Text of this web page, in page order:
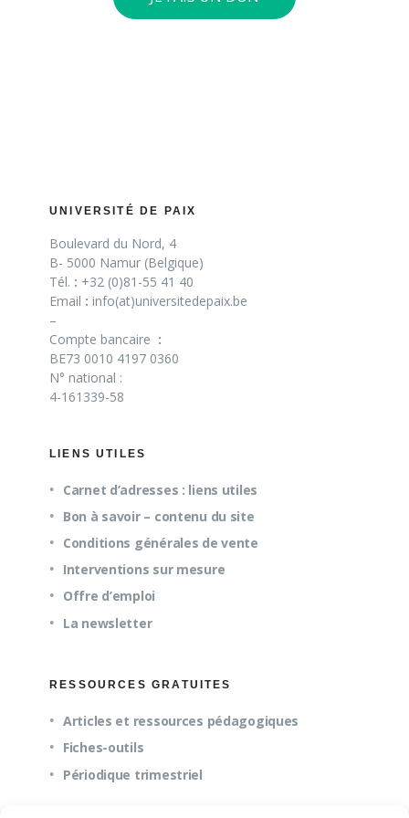
UNIVERSITÉ DE PAIX
Boulevard du Nord, 4
B- 5000 Namur (Belgique)
Tél. : +32 (0)81-55 41 40
Email : info(at)universitedepaix.be
–
Compte bancaire :
BE73 0010 4197 0360
N° national :
4-161339-58
LIENS UTILES
Carnet d’adresses : liens utiles
Bon à savoir – contenu du site
Conditions générales de vente
Interventions sur mesure
Offre d’emploi
La newsletter
RESSOURCES GRATUITES
Articles et ressources pédagogiques
Fiches-outils
Périodique trimestriel